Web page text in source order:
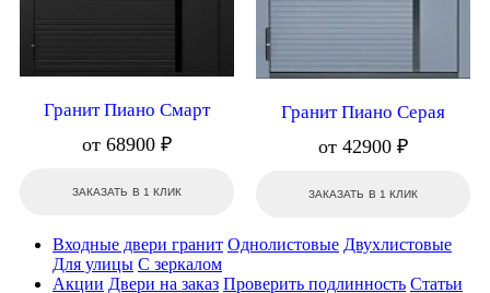
Гранит Пиано Смарт
от 68900 ₽
ЗАКАЗАТЬ В 1 КЛИК
Гранит Пиано Серая
от 42900 ₽
ЗАКАЗАТЬ В 1 КЛИК
Входные двери гранит Однолистовые Двухлистовые
Для улицы С зеркалом
Акции Двери на заказ Проверить подлинность Статьи